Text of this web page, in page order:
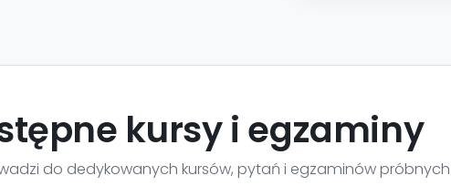
kursy i egzaminy
do dedykowanych kursów, pytań i egzaminów próbnych